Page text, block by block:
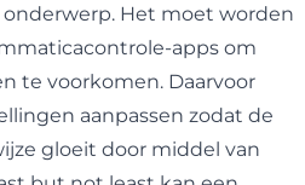
Het moet worden
apps om
te voorkomen. Daarvoor
aanpassen zodat de
gloeit door middel van